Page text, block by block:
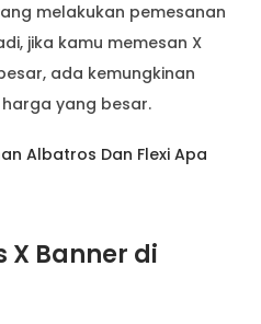
melakukan pemesanan
jika kamu memesan X
ada kemungkinan
yang besar.
Albatros Dan Flexi Apa
X Banner di